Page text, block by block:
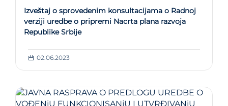
Izveštaj o sprovedenim konsultacijama o Radnoj
verziji uredbe o pripremi Nacrta plana razvoja
Republike Srbije
02.06.2023